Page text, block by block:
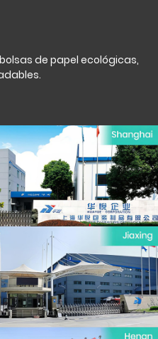
de papel ecológicas,